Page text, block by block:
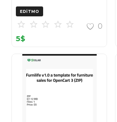
EDITMO
0
5$